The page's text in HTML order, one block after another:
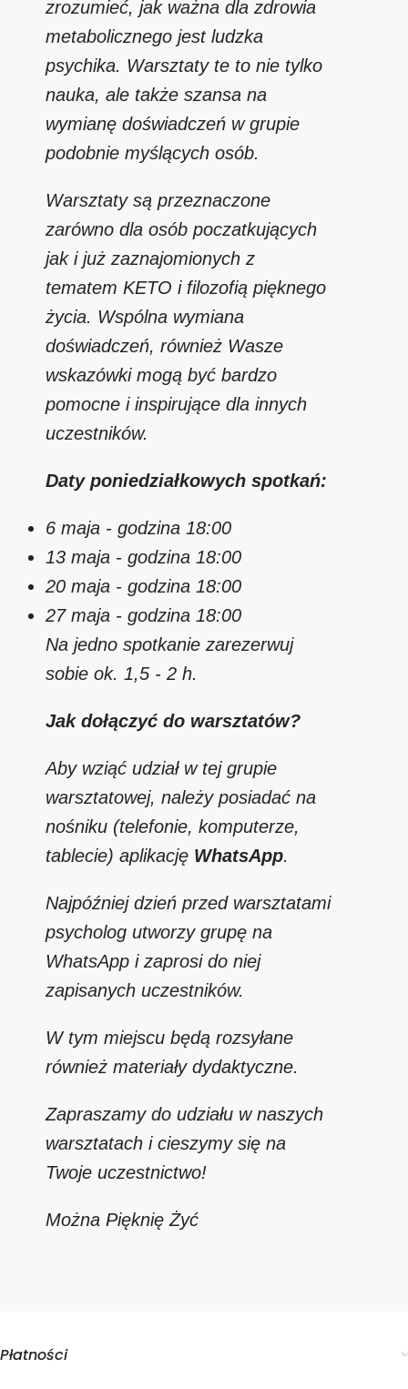
zrozumieć, jak ważna dla zdrowia
metabolicznego jest ludzka
psychika. Warsztaty te to nie tylko
nauka, ale także szansa na
wymianę doświadczeń w grupie
podobnie myślących osób.
Warsztaty są przeznaczone
zarówno dla osób poczatkujących
jak i już zaznajomionych z
tematem KETO i filozofią pięknego
życia. Wspólna wymiana
doświadczeń, również Wasze
wskazówki mogą być bardzo
pomocne i inspirujące dla innych
uczestników.
Daty poniedziałkowych spotkań:
6 maja - godzina 18:00
13 maja - godzina 18:00
20 maja - godzina 18:00
27 maja - godzina 18:00
Na jedno spotkanie zarezerwuj
sobie ok. 1,5 - 2 h.
Jak dołączyć do warsztatów?
Aby wziąć udział w tej grupie
warsztatowej, należy posiadać na
nośniku (telefonie, komputerze,
tablecie) aplikację WhatsApp.
Najpóźniej dzień przed warsztatami
psycholog utworzy grupę na
WhatsApp i zaprosi do niej
zapisanych uczestników.
W tym miejscu będą rozsyłane
również materiały dydaktyczne.
Zapraszamy do udziału w naszych
warsztatach i cieszymy się na
Twoje uczestnictwo!
Można Pięknię Żyć
Płatności